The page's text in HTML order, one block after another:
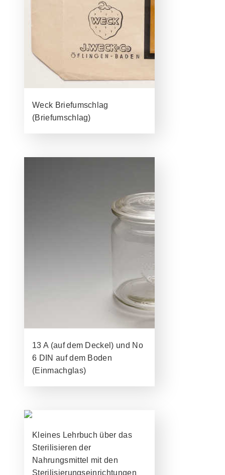
Weck Briefumschlag
(Briefumschlag)
13 A (auf dem Deckel) und No
6 DIN auf dem Boden
(Einmachglas)
Kleines Lehrbuch über das
Sterilisieren der
Nahrungsmittel mit den
Sterilisierungseinrichtungen